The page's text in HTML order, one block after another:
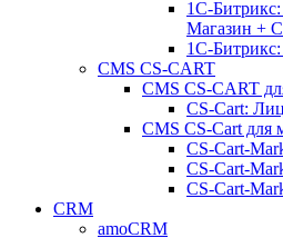
1С-
Магазин +
1С-
CMS CS-CART
CMS CS-CART
CS-Cart:
CMS CS-Cart для
CS-Cart-
CS-Cart-
CS-Cart-
CRM
amoCRM